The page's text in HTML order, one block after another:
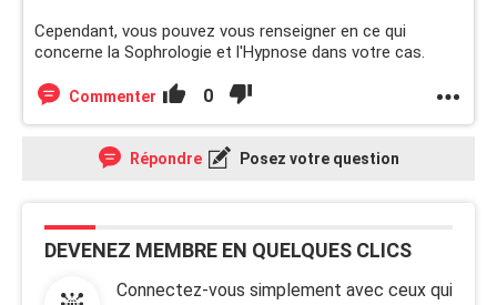
Cependant, vous pouvez vous renseigner en ce qui
concerne la Sophrologie et l'Hypnose dans votre cas.
Commenter 0
Répondre Posez votre question
DEVENEZ MEMBRE EN QUELQUES CLICS
Connectez-vous simplement avec ceux qui